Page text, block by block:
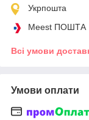
Укрпошта
Meest ПОШТА
Всі умови
Умови оплати